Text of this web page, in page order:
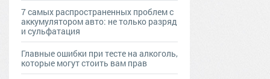
7 самых распространенных проблем с
аккумулятором авто: не только разряд
и сульфатация
Главные ошибки при тесте на алкоголь,
которые могут стоить вам прав